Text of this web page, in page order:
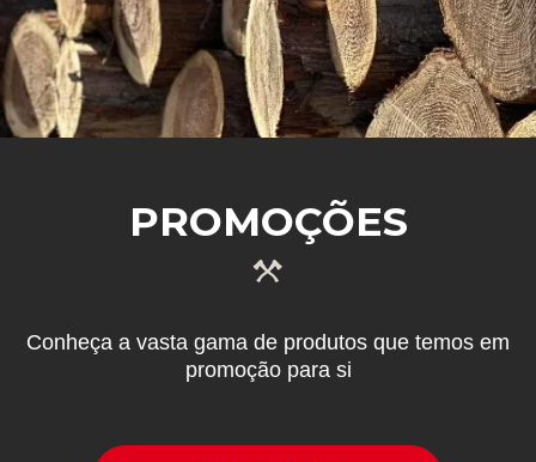
PROMOÇÕES
Conheça a vasta gama de produtos que temos em
promoção para si